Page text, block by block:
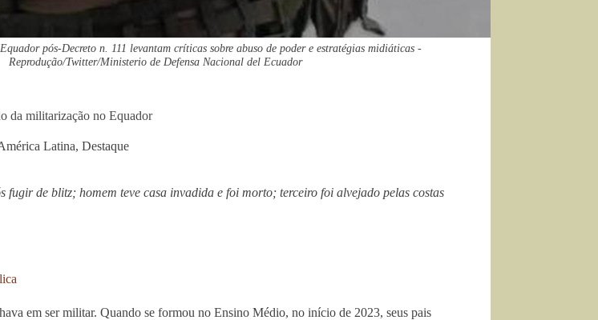
pós-Decreto n. 111 levantam críticas sobre abuso de poder e estratégias midiáticas -
Reprodução/Twitter/Ministerio de Defensa Nacional del Ecuador
da militarização no Equador
Latina, Destaque
fugir de blitz; homem teve casa invadida e foi morto; terceiro foi alvejado pelas costas
em ser militar. Quando se formou no Ensino Médio, no início de 2023, seus pais